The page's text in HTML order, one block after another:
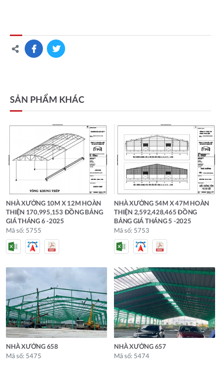
SẢN PHẨM KHÁC
NHÀ XƯỞNG 10M X 12M HOÀN
THIỆN 170,995,153 ĐỒNG BẢNG
GIÁ THÁNG 6 -2025
Mã số: 5755
NHÀ XƯỞNG 54M X 47M HOÀN
THIỆN 2,592,428,465 ĐỒNG
BẢNG GIÁ THÁNG 5 -2025
Mã số: 5753
NHÀ XƯỞNG 658
Mã số: 5475
NHÀ XƯỞNG 657
Mã số: 5474